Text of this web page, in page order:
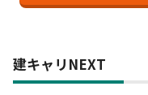
建キャリNEXT